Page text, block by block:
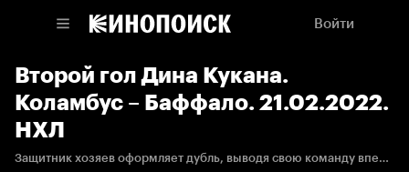
Войти
Второй гол Дина Кукана.
Коламбус – Баффало. 21.02.2022.
НХЛ
Защитник хозяев оформляет дубль, выводя свою команду вперёд.